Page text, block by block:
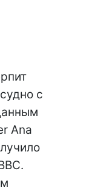
с
Ana